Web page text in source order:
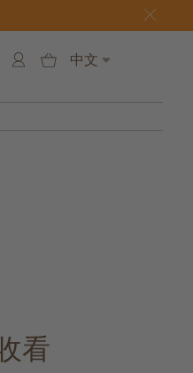
中文
看